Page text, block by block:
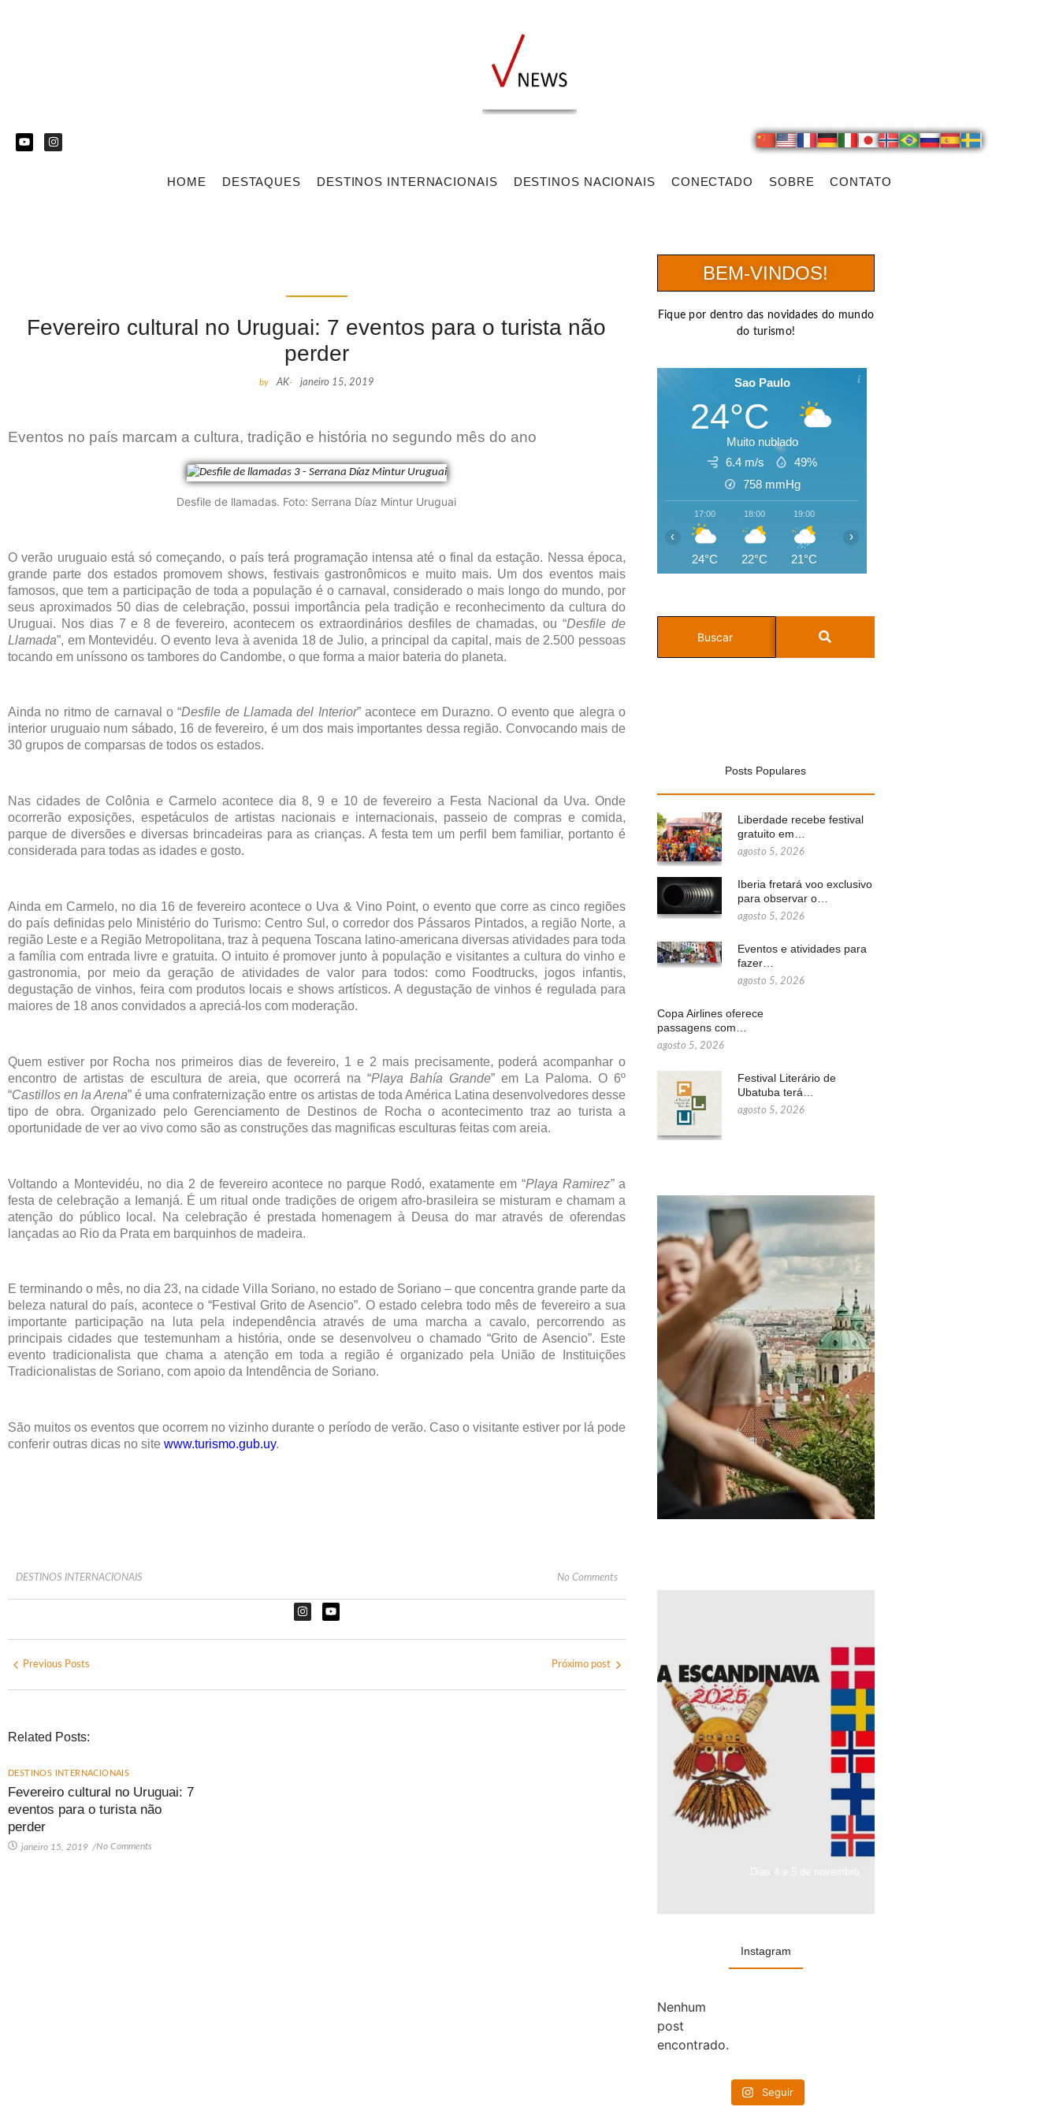
HOME DESTAQUES DESTINOS INTERNACIONAIS DESTINOS NACIONAIS CONECTADO SOBRE CONTATO
Fevereiro cultural no Uruguai: 7 eventos para o turista não
perder
by AK- janeiro 15, 2019
Eventos no país marcam a cultura, tradição e história no segundo mês do ano
Desfile de llamadas. Foto: Serrana Díaz Mintur Uruguai
O verão uruguaio está só começando, o país terá programação intensa até o final da estação. Nessa época,
grande parte dos estados promovem shows, festivais gastronômicos e muito mais. Um dos eventos mais
famosos, que tem a participação de toda a população é o carnaval, considerado o mais longo do mundo, por
seus aproximados 50 dias de celebração, possui importância pela tradição e reconhecimento da cultura do
Uruguai. Nos dias 7 e 8 de fevereiro, acontecem os extraordinários desfiles de chamadas, ou “Desfile de
Llamada”, em Montevidéu. O evento leva à avenida 18 de Julio, a principal da capital, mais de 2.500 pessoas
tocando em uníssono os tambores do Candombe, o que forma a maior bateria do planeta.
Ainda no ritmo de carnaval o “Desfile de Llamada del Interior” acontece em Durazno. O evento que alegra o
interior uruguaio num sábado, 16 de fevereiro, é um dos mais importantes dessa região. Convocando mais de
30 grupos de comparsas de todos os estados.
Nas cidades de Colônia e Carmelo acontece dia 8, 9 e 10 de fevereiro a Festa Nacional da Uva. Onde
ocorrerão exposições, espetáculos de artistas nacionais e internacionais, passeio de compras e comida,
parque de diversões e diversas brincadeiras para as crianças. A festa tem um perfil bem familiar, portanto é
considerada para todas as idades e gosto.
Ainda em Carmelo, no dia 16 de fevereiro acontece o Uva & Vino Point, o evento que corre as cinco regiões
do país definidas pelo Ministério do Turismo: Centro Sul, o corredor dos Pássaros Pintados, a região Norte, a
região Leste e a Região Metropolitana, traz à pequena Toscana latino-americana diversas atividades para toda
a família com entrada livre e gratuita. O intuito é promover junto à população e visitantes a cultura do vinho e
gastronomia, por meio da geração de atividades de valor para todos: como Foodtrucks, jogos infantis,
degustação de vinhos, feira com produtos locais e shows artísticos. A degustação de vinhos é regulada para
maiores de 18 anos convidados a apreciá-los com moderação.
Quem estiver por Rocha nos primeiros dias de fevereiro, 1 e 2 mais precisamente, poderá acompanhar o
encontro de artistas de escultura de areia, que ocorrerá na “Playa Bahía Grande” em La Paloma. O 6º
“Castillos en la Arena” é uma confraternização entre os artistas de toda América Latina desenvolvedores desse
tipo de obra. Organizado pelo Gerenciamento de Destinos de Rocha o acontecimento traz ao turista a
oportunidade de ver ao vivo como são as construções das magnificas esculturas feitas com areia.
Voltando a Montevidéu, no dia 2 de fevereiro acontece no parque Rodó, exatamente em “Playa Ramirez” a
festa de celebração a Iemanjá. É um ritual onde tradições de origem afro-brasileira se misturam e chamam a
atenção do público local. Na celebração é prestada homenagem à Deusa do mar através de oferendas
lançadas ao Rio da Prata em barquinhos de madeira.
E terminando o mês, no dia 23, na cidade Villa Soriano, no estado de Soriano – que concentra grande parte da
beleza natural do país, acontece o “Festival Grito de Asencio”. O estado celebra todo mês de fevereiro a sua
importante participação na luta pela independência através de uma marcha a cavalo, percorrendo as
principais cidades que testemunham a história, onde se desenvolveu o chamado “Grito de Asencio”. Este
evento tradicionalista que chama a atenção em toda a região é organizado pela União de Instituições
Tradicionalistas de Soriano, com apoio da Intendência de Soriano.
São muitos os eventos que ocorrem no vizinho durante o período de verão. Caso o visitante estiver por lá pode
conferir outras dicas no site www.turismo.gub.uy.
DESTINOS INTERNACIONAIS No Comments
Previous Posts Próximo post
Related Posts:
DESTINOS INTERNACIONAIS
Fevereiro cultural no Uruguai: 7
eventos para o turista não
perder
janeiro 15, 2019 /No Comments
BEM-VINDOS!
Fique por dentro das novidades do mundo
do turismo!
Sao Paulo
24°C
Muito nublado
6.4 m/s
49%
758 mmHg
17:00
24°C
18:00
22°C
19:00
21°C
‹ ›
Posts Populares
Liberdade recebe festival
gratuito em…
agosto 5, 2026
Iberia fretará voo exclusivo
para observar o…
agosto 5, 2026
Eventos e atividades para
fazer…
agosto 5, 2026
Copa Airlines oferece
passagens com…
agosto 5, 2026
Festival Literário de
Ubatuba terá…
agosto 5, 2026
Instagram
Nenhum
post
encontrado.
Seguir